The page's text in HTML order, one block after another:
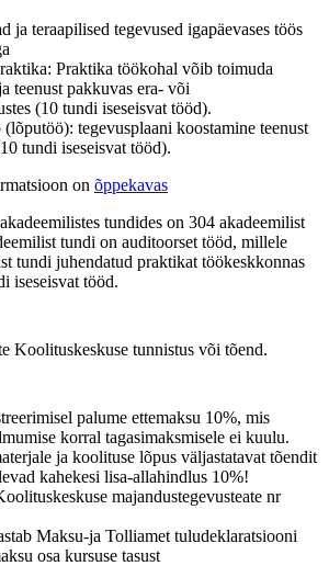
ja teraapilised tegevused igapäevases töös
Praktika töökohal võib toimuda
teenust pakkuvas era- või
(10 tundi iseseisvat tööd).
tegevusplaani koostamine teenust
tundi iseseisvat tööd).
on õppekavas
akadeemilistes tundides on 304 akadeemilist
tundi on auditoorset tööd, millele
tundi juhendatud praktikat töökeskkonnas
iseseisvat tööd.
Koolituskeskuse tunnistus või tõend.
palume ettemaksu 10%, mis
korral tagasimaksmisele ei kuulu.
ja koolituse lõpus väljastatavat tõendit
kahekesi lisa-allahindlus 10%!
majandustegevusteate nr
Maksu-ja Tolliamet tuludeklaratsiooni
osa kursuse tasust